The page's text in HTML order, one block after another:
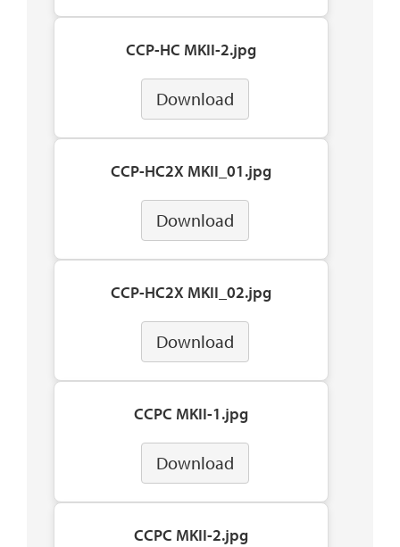
CCP-HC MKII-2.jpg
Download
CCP-HC2X MKII_01.jpg
Download
CCP-HC2X MKII_02.jpg
Download
CCPC MKII-1.jpg
Download
CCPC MKII-2.jpg